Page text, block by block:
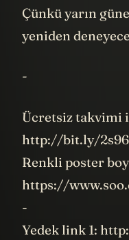
Çünkü yarın
yeniden
-
Ücretsiz takvimi
http://bit.ly/
Renkli poster
https://
-
Yedek link 1: